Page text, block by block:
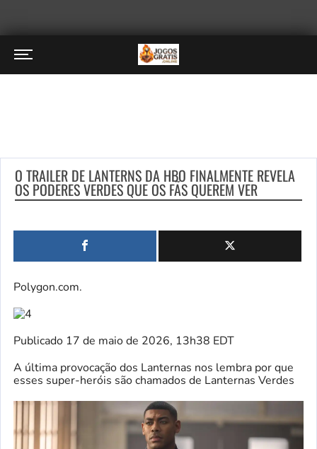
O TRAILER DE LANTERNS DA HBO FINALMENTE REVELA
OS PODERES VERDES QUE OS FÃS QUEREM VER
Polygon.com.
Publicado 17 de maio de 2026, 13h38 EDT
A última provocação dos Lanternas nos lembra por que
esses super-heróis são chamados de Lanternas Verdes